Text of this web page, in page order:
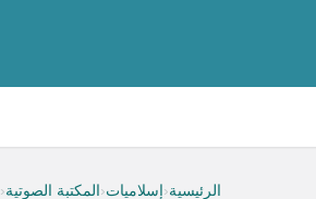
الرئيسية‹ إسلاميات‹ المكتبة الصوتية‹